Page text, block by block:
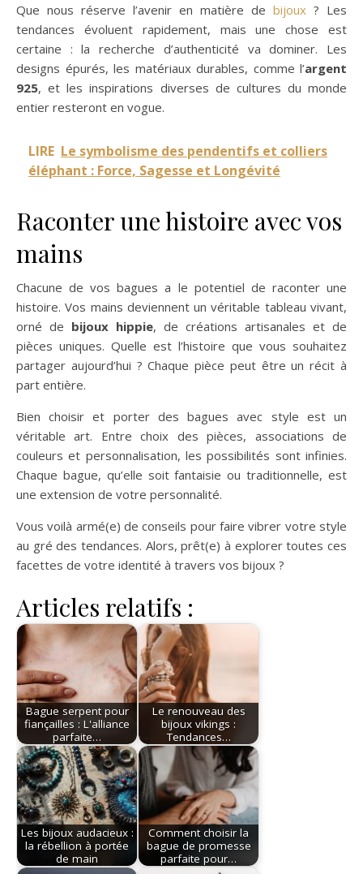
Que nous réserve l’avenir en matière de bijoux ? Les
tendances évoluent rapidement, mais une chose est
certaine : la recherche d’authenticité va dominer. Les
designs épurés, les matériaux durables, comme l’argent
925, et les inspirations diverses de cultures du monde
entier resteront en vogue.
LIRE Le symbolisme des pendentifs et colliers
éléphant : Force, Sagesse et Longévité
Raconter une histoire avec vos
mains
Chacune de vos bagues a le potentiel de raconter une
histoire. Vos mains deviennent un véritable tableau vivant,
orné de bijoux hippie, de créations artisanales et de
pièces uniques. Quelle est l’histoire que vous souhaitez
partager aujourd’hui ? Chaque pièce peut être un récit à
part entière.
Bien choisir et porter des bagues avec style est un
véritable art. Entre choix des pièces, associations de
couleurs et personnalisation, les possibilités sont infinies.
Chaque bague, qu’elle soit fantaisie ou traditionnelle, est
une extension de votre personnalité.
Vous voilà armé(e) de conseils pour faire vibrer votre style
au gré des tendances. Alors, prêt(e) à explorer toutes ces
facettes de votre identité à travers vos bijoux ?
Articles relatifs :
Bague serpent pour
fiançailles : L'alliance
parfaite…
Le renouveau des
bijoux vikings :
Tendances…
Les bijoux audacieux :
la rébellion à portée
de main
Comment choisir la
bague de promesse
parfaite pour…